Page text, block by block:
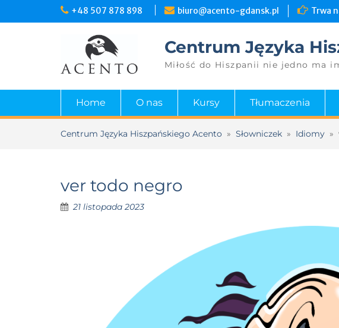
+48 507 878 898 biuro@acento-gdansk.pl Trwa
Centrum Języka
Miłość do Hiszpanii nie jedno ma
Home O nas Kursy Tłumaczenia
Centrum Języka Hiszpańskiego Acento » Słowniczek » Idiomy »
ver todo negro
21 listopada 2023